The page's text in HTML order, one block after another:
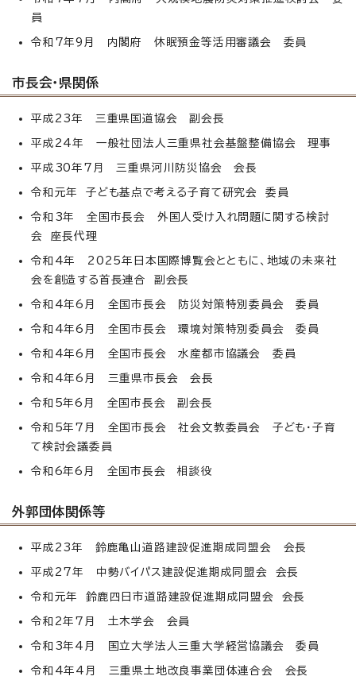
員
令和7年9月 内閣府 休眠預金等活用審議会 委員
市長会・県関係
平成23年 三重県国道協会 副会長
平成24年 一般社団法人三重県社会基盤整備協会 理事
平成30年7月 三重県河川防災協会 会長
令和元年 子ども基点で考える子育て研究会 委員
令和3年 全国市長会 外国人受け入れ問題に関する検討
会 座長代理
令和4年 2025年日本国際博覧会とともに、地域の未来社
会を創造する首長連合 副会長
令和4年6月 全国市長会 防災対策特別委員会 委員
令和4年6月 全国市長会 環境対策特別委員会 委員
令和4年6月 全国市長会 水産都市協議会 委員
令和4年6月 三重県市長会 会長
令和5年6月 全国市長会 副会長
令和5年7月 全国市長会 社会文教委員会 子ども・子育
て検討会議委員
令和6年6月 全国市長会 相談役
外郭団体関係等
平成23年 鈴鹿亀山道路建設促進期成同盟会 会長
平成27年 中勢バイパス建設促進期成同盟会 会長
令和元年 鈴鹿四日市道路建設促進期成同盟会 会長
令和2年7月 土木学会 会員
令和3年4月 国立大学法人三重大学経営協議会 委員
令和4年4月 三重県土地改良事業団体連合会 会長